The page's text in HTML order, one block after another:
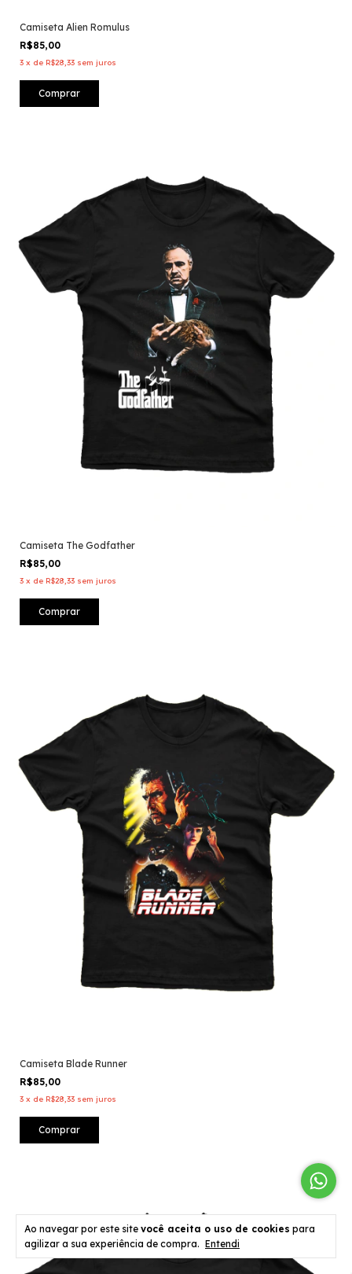
Ao navegar por este site você aceita o uso de cookies para
agilizar a sua experiência de compra. Entendi
Camiseta Alien Romulus
R$85,00
3 x de R$28,33 sem juros
Comprar
Camiseta The Godfather
R$85,00
3 x de R$28,33 sem juros
Comprar
Camiseta Blade Runner
R$85,00
3 x de R$28,33 sem juros
Comprar